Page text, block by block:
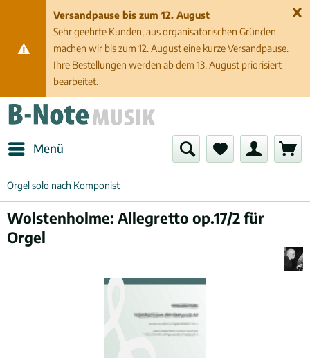
Versandpause bis zum 12. August
Sehr geehrte Kunden, aus organisatorischen Gründen
machen wir bis zum 12. August eine kurze Versandpause.
Ihre Bestellungen werden ab dem 13. August priorisiert
bearbeitet.
Menü
Orgel solo nach Komponist
Wolstenholme: Allegretto op.17/2 für
Orgel